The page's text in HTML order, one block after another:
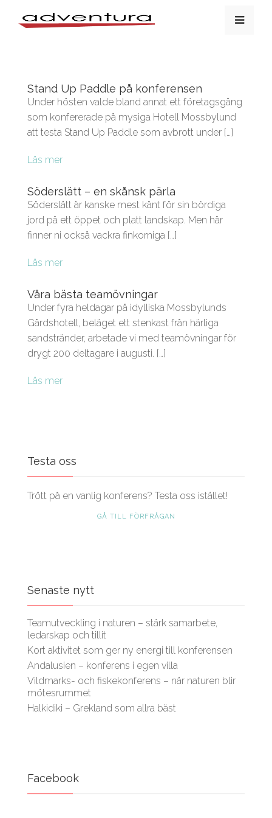
Stand Up Paddle på konferensen
Under hösten valde bland annat ett företagsgäng
som konfererade på mysiga Hotell Mossbylund
att testa Stand Up Paddle som avbrott under […]
Läs mer
Söderslätt – en skånsk pärla
Söderslätt är kanske mest känt för sin bördiga
jord på ett öppet och platt landskap. Men här
finner ni också vackra finkorniga […]
Läs mer
Våra bästa teamövningar
Under fyra heldagar på idylliska Mossbylunds
Gårdshotell, beläget ett stenkast från härliga
sandstränder, arbetade vi med teamövningar för
drygt 200 deltagare i augusti. […]
Läs mer
Testa oss
Trött på en vanlig konferens? Testa oss istället!
GÅ TILL FÖRFRÅGAN
Senaste nytt
Teamutveckling i naturen – stärk samarbete,
ledarskap och tillit
Kort aktivitet som ger ny energi till konferensen
Andalusien – konferens i egen villa
Vildmarks- och fiskekonferens – när naturen blir
mötesrummet
Halkidiki – Grekland som allra bäst
Facebook